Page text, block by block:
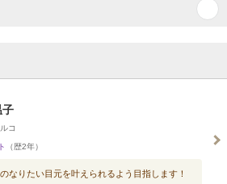
子
コ
（歴2年）
なりたい目元を叶えられるよう目指します！